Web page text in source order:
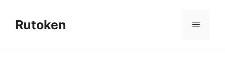
содержимому
Rutoken Меню